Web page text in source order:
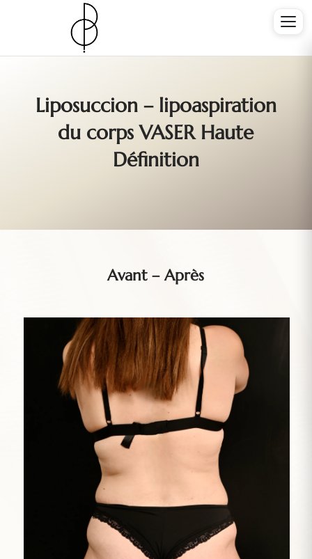
Liposuccion – lipoaspiration
du corps VASER Haute
Définition
Avant – Après